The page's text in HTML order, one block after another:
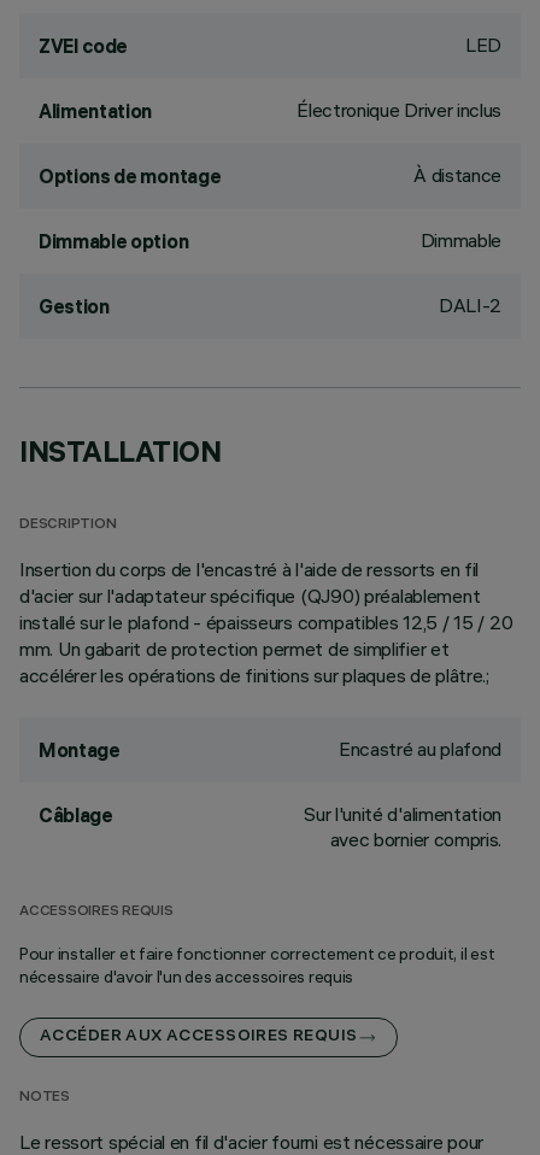
ZVEI code LED
Alimentation Électronique Driver inclus
Options de montage À distance
Dimmable option Dimmable
Gestion DALI-2
INSTALLATION
DESCRIPTION
Insertion du corps de l'encastré à l'aide de ressorts en fil
d'acier sur l'adaptateur spécifique (QJ90) préalablement
installé sur le plafond - épaisseurs compatibles 12,5 / 15 / 20
mm. Un gabarit de protection permet de simplifier et
accélérer les opérations de finitions sur plaques de plâtre.;
Montage Encastré au plafond
Câblage
Sur l'unité d'alimentation
avec bornier compris.
ACCESSOIRES REQUIS
Pour installer et faire fonctionner correctement ce produit, il est
nécessaire d'avoir l'un des accessoires requis
ACCÉDER AUX ACCESSOIRES REQUIS
NOTES
Le ressort spécial en fil d'acier fourni est nécessaire pour